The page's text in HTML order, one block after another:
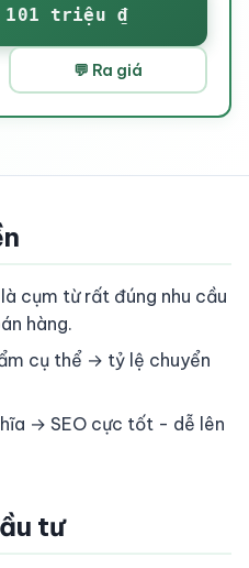
101 triệu ₫
💬 Ra giá
cụm từ rất đúng nhu cầu
hàng.
cụ thể → tỷ lệ chuyển
→ SEO cực tốt - dễ lên
tư